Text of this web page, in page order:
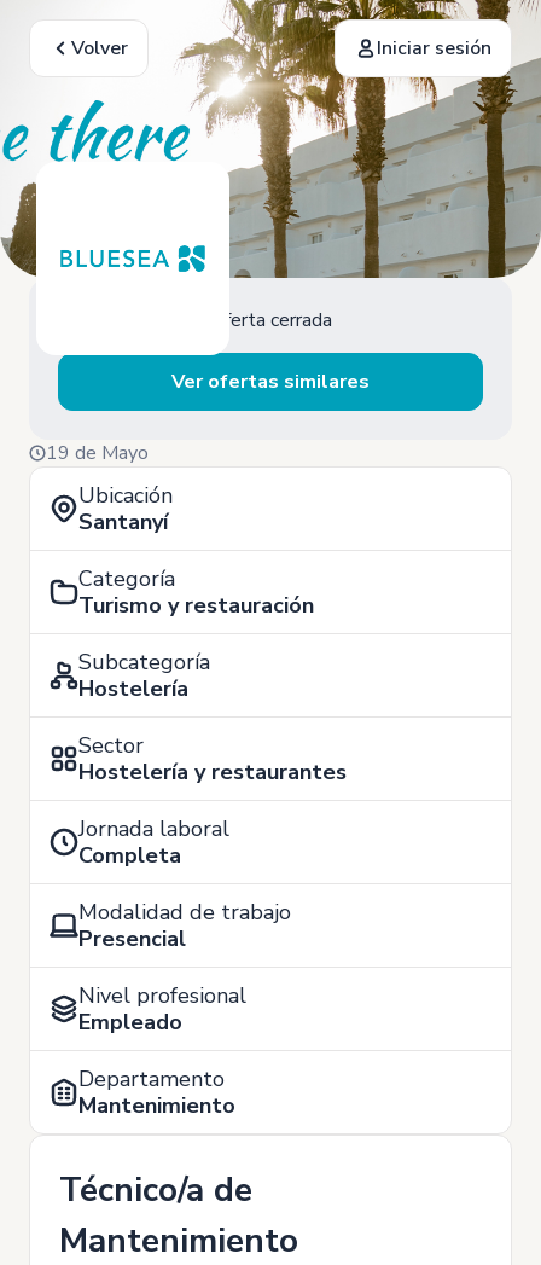
Volver Iniciar sesión
Oferta cerrada
Ver ofertas similares
19 de Mayo
Ubicación
Santanyí
Categoría
Turismo y restauración
Subcategoría
Hostelería
Sector
Hostelería y restaurantes
Jornada laboral
Completa
Modalidad de trabajo
Presencial
Nivel profesional
Empleado
Departamento
Mantenimiento
Técnico/a de
Mantenimiento